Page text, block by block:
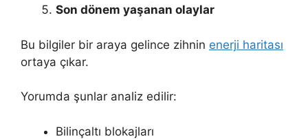
Son dönem yaşanan olaylar
Bu bilgiler bir araya gelince zihnin enerji haritası
ortaya çıkar.
Yorumda şunlar analiz edilir:
Bilinçaltı blokajları